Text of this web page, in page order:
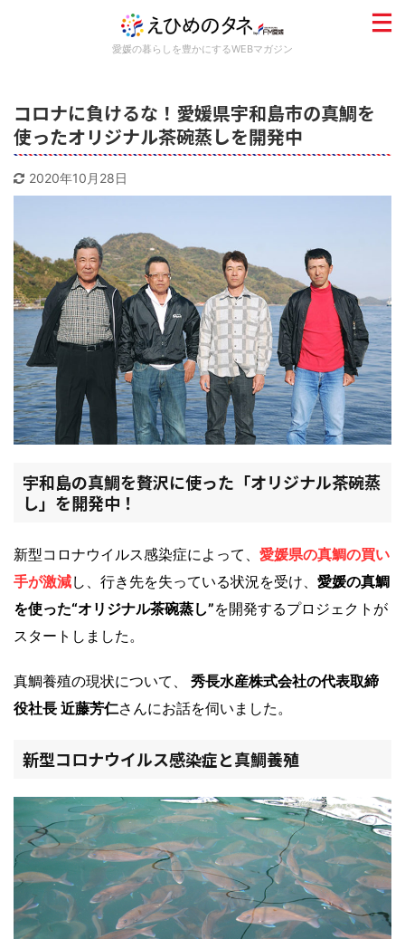
愛媛の暮らしを豊かにするWEBマガジン
コロナに負けるな！愛媛県宇和島市の真鯛を
使ったオリジナル茶碗蒸しを開発中
2020年10月28日
宇和島の真鯛を贅沢に使った「オリジナル茶碗蒸
し」を開発中！
新型コロナウイルス感染症によって、 愛媛県の真鯛の買い
手が激減し、行き先を失っている状況を受け、 愛媛の真鯛
を使った“オリジナル茶碗蒸し”を開発するプロジェクトが
スタートしました。
真鯛養殖の現状について、
秀長水産株式会社の代表取締
役社長 近藤芳仁さんにお話を伺いました。
新型コロナウイルス感染症と真鯛養殖